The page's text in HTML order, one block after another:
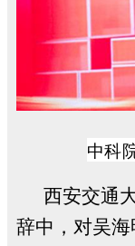
中科
西安交通大
辞中，对吴